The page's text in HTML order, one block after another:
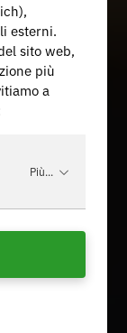
esterni.
sito web,
più
a
Più...